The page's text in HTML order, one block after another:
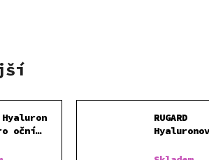
Hyaluron
oční
RUGARD
50 ml